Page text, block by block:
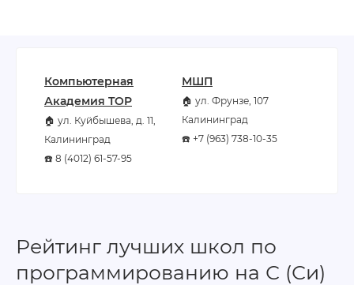
Компьютерная
Академия TOP
🏠 ул. Куйбышева, д. 11,
Калининград
☎️ 8 (4012) 61-57-95
МШП
🏠 ул. Фрунзе, 107
Калининград
☎️ +7 (963) 738-10-35
Рейтинг лучших школ по
программированию на С (Си)